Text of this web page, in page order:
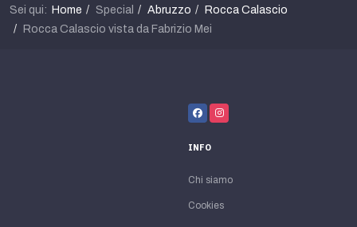
Sei qui: Home Special Abruzzo
Rocca Calascio
Rocca Calascio vista da Fabrizio Mei
INFO
Chi siamo
Cookies